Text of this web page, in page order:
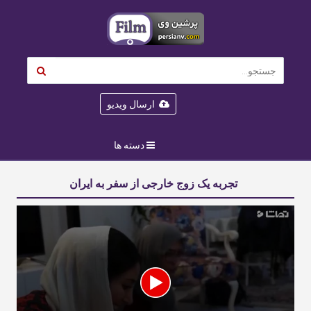
ارسال ویدیو
دسته ها
تجربه یک زوج خارجی از سفر به ایران